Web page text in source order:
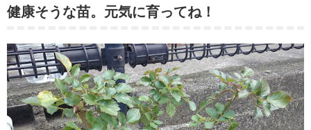
健康そうな苗。元気に育ってね！